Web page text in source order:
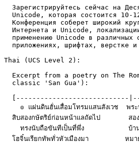
Зарегистрируйтесь сейчас на
Unicode, которая состоится 10-
Конференция соберет широкий
Интернета и Unicode,
применению Unicode в различных
приложениях, шрифтах, верстке
Thai (UCS Level 2):
Excerpt from a poetry on The
  classic 'San Gua'):
[----------------------------
๏ แผ่นดินฮั่นเสื่อมโทรมแสนสังเวช  พร
สิบสองกษัตริย์ก่อนหน้าแลถัดไป       สอ
ทรงนับถือขันทีเป็นที่พึ่ง           บ้า
โฮจิ๋นเรียกทัพทั่วหัวเมืองมา         หม